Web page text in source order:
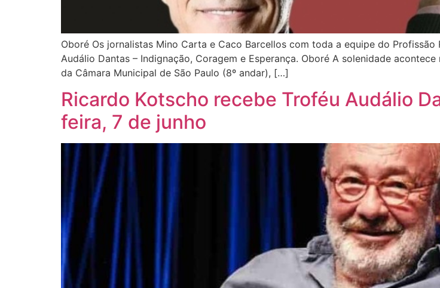
Oboré Os jornalistas Mino Carta e Caco Barcellos com toda a equipe do
Audálio Dantas – Indignação, Coragem e Esperança. Oboré A solenidade
da Câmara Municipal de São Paulo (8º andar), […]
Ricardo Kotscho recebe Troféu Audálio
feira, 7 de junho